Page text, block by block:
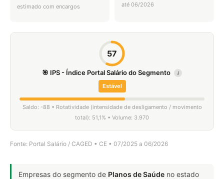
estimado com encargos até 06/2026
57
🎯 IPS - Índice Portal Salário do Segmento i
Estável
Saldo: -88 • Rotatividade (intensidade de desligamento / movimento
total): 51,1% • Volume: 3.970
Fonte: Portal Salário / CAGED • CE • 07/2025 a 06/2026
Empresas do segmento de Planos de Saúde no estado